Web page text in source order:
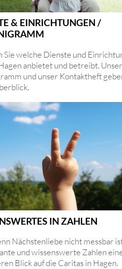
& EINRICHTUNGEN /
Sie welche Dienste und
anbietet und betreibt. Unser
und unser Kontaktheft
IN ZAHLEN
Nächstenliebe nicht messbar
und wissenswerte Zahlen
Blick auf die Caritas in Hagen.